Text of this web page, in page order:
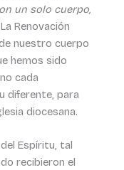
un solo cuerpo,
Renovación
nuestro cuerpo
hemos sido
cada
diferente, para
diocesana.
Espíritu, tal
recibieron el